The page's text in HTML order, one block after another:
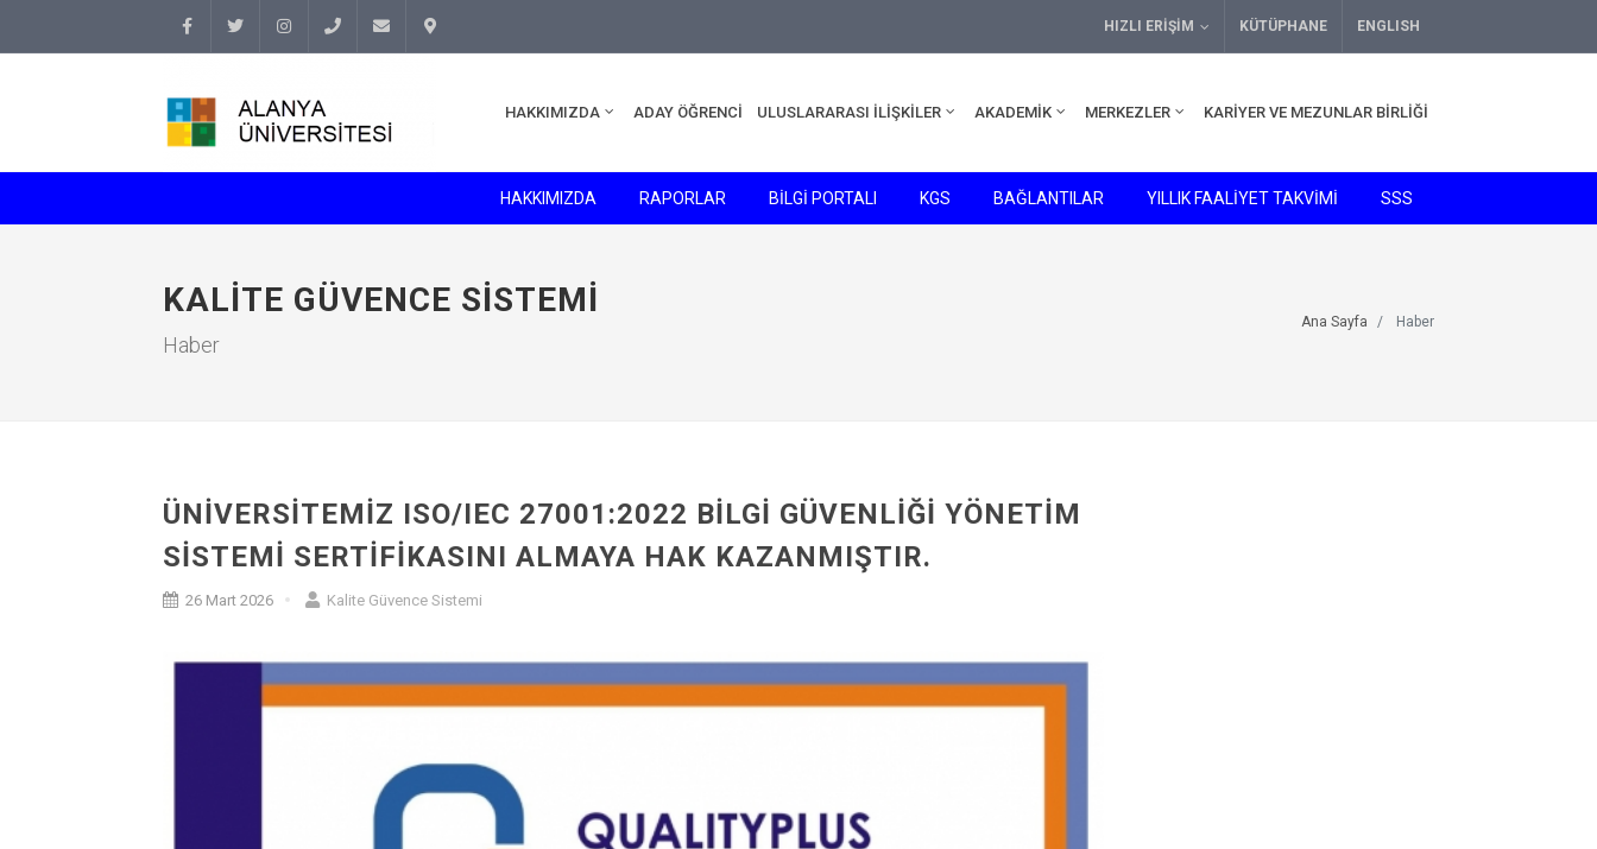
242)
HIZLI ERIŞIM KÜTÜPHANE ENGLISH
HAKKIMIZDA ADAY ÖĞRENCİ ULUSLARARASI İLİŞKİLER AKADEMİK MERKEZLER KARIYER VE MEZUNLAR BIRLIĞI
HAKKIMIZDA RAPORLAR BİLGİ PORTALI KGS BAĞLANTILAR YILLIK FAALİYET TAKVİMİ SSS
KALITE GÜVENCE SISTEMI
Haber
Ana Sayfa Haber
ÜNIVERSITEMIZ ISO/IEC 27001:2022 BILGI GÜVENLIĞI YÖNETIM
SISTEMI SERTIFIKASINI ALMAYA HAK KAZANMIŞTIR.
26 Mart 2026 Kalite Güvence Sistemi